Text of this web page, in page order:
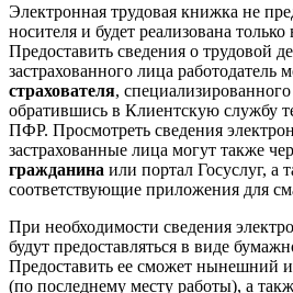
Электронная трудовая книжка не
носителя и будет реализована
Предоставить сведения о трудовой
застрахованного лица работодатель
страхователя,
обратившись в Клиентскую службу
ПФР. Просмотреть сведения
застрахованные лица могут также
гражданина или портал Госуслуг, а
соответствующие приложения для
При необходимости сведения
будут предоставляться в виде
Предоставить ее сможет нынешний
(по последнему месту работы), а